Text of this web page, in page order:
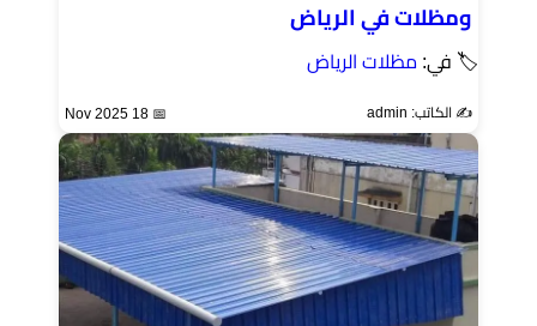
ومظلات في الرياض
🏷 في: مظلات الرياض
✍️ الكاتب: admin 📅 18 Nov 2025